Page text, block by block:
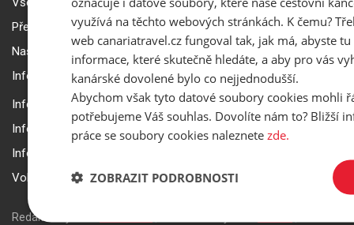
Přepravní podmínky Smartwings
Nastavení a ochrana soukromí
Informace k rezervaci zájezdu
Informace k pojištění
Informace k letecké přepravě
Informace k ubytování a pobytu
Volitelné doplňkové služby
Redakční systém
využívá na těchto webových stránkách. K čemu?
web canariatravel.cz fungoval tak, jak má, abyste
informace, které skutečně hledáte, a aby pro vás
kanárské dovolené bylo co nejjednodušší.
Abychom však tyto datové soubory cookies mohli
potřebujeme Váš souhlas. Dovolíte nám to? Bližší
práce se soubory cookies naleznete zde.
ZOBRAZIT PODROBNOSTI